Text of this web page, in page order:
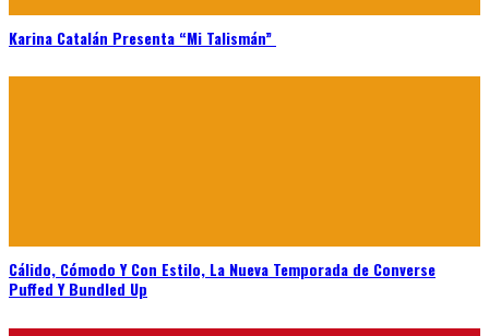
Karina Catalán Presenta “Mi Talismán”
Cálido, Cómodo Y Con Estilo, La Nueva Temporada de Converse
Puffed Y Bundled Up